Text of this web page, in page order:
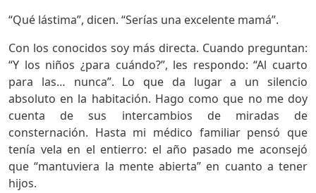
“Qué lástima”, dicen. “Serías una excelente mamá”.
Con los conocidos soy más directa. Cuando preguntan:
“Y los niños ¿para cuándo?”, les respondo: “Al cuarto
para las… nunca”. Lo que da lugar a un silencio
absoluto en la habitación. Hago como que no me doy
cuenta de sus intercambios de miradas de
consternación. Hasta mi médico familiar pensó que
tenía vela en el entierro: el año pasado me aconsejó
que “mantuviera la mente abierta” en cuanto a tener
hijos.